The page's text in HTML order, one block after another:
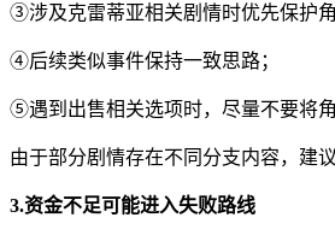
③涉及克雷蒂亚相关剧情时优先保护角
④后续类似事件保持一致思路；
⑤遇到出售相关选项时，尽量不要将角
由于部分剧情存在不同分支内容，建
3.资金不足可能进入失败路线